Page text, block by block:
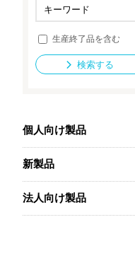
法人向け製品
生産終了品を含む
検索する
個人向け製品
新製品
法人向け製品